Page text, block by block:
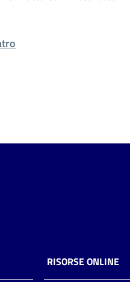
RISORSE ONLINE